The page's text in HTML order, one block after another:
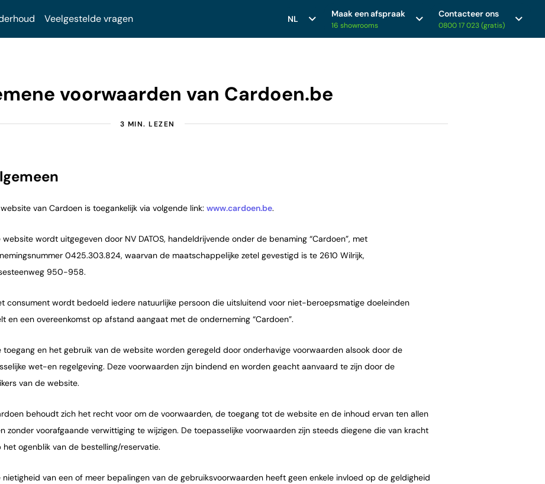
Veelgestelde vragen NL Maak een afspraak
16 showrooms
Contacteer ons
0800 17 023 (gratis)
voorwaarden van Cardoen.be
3 MIN. LEZEN
website van Cardoen is toegankelijk via volgende link: www.cardoen.be.
website wordt uitgegeven door NV DATOS, handeldrijvende onder de benaming “Cardoen”, met
0425.303.824, waarvan de maatschappelijke zetel gevestigd is te 2610 Wilrijk,
950-958.
consument wordt bedoeld iedere natuurlijke persoon die uitsluitend voor niet-beroepsmatige doeleinden
en een overeenkomst op afstand aangaat met de onderneming “Cardoen”.
toegang en het gebruik van de website worden geregeld door onderhavige voorwaarden alsook door de
wet-en regelgeving. Deze voorwaarden zijn bindend en worden geacht aanvaard te zijn door de
van de website.
behoudt zich het recht voor om de voorwaarden, de toegang tot de website en de inhoud ervan ten allen
zonder voorafgaande verwittiging te wijzigen. De toepasselijke voorwaarden zijn steeds diegene die van kracht
het ogenblik van de bestelling/reservatie.
nietigheid van een of meer bepalingen van de gebruiksvoorwaarden heeft geen enkele invloed op de geldigheid